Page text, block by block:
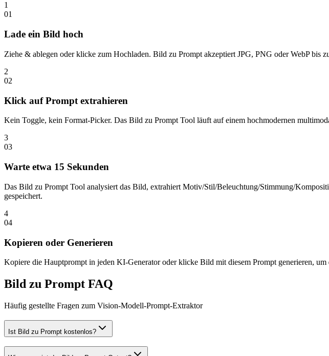
1
01
Lade ein Bild hoch
Ziehe & ablegen oder klicke zum Hochladen. Bild zu Prompt akzeptiert JPG, PNG oder WebP bis
2
02
Klick auf Prompt extrahieren
Kein Toggle, kein Format-Picker. Das Bild zu Prompt Tool läuft auf einem hochmodernen
3
03
Warte etwa 15 Sekunden
Das Bild zu Prompt Tool analysiert das Bild, extrahiert Motiv/Stil/Beleuchtung/Stimmung/
gespeichert.
4
04
Kopieren oder Generieren
Kopiere die Hauptprompt in jeden KI-Generator oder klicke Bild mit diesem Prompt generieren,
Bild zu Prompt FAQ
Häufig gestellte Fragen zum Vision-Modell-Prompt-Extraktor
Ist Bild zu Prompt kostenlos?